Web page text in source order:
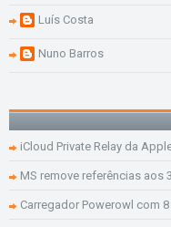
Luís Costa
Nuno Barros
iCloud Private Relay da
MS remove referências aos
Carregador Powerowl com